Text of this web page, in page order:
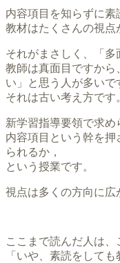
内容項目を知らずに素
教材はたくさんの視点
それがまさしく、「多
教師は真面目ですか
い」と思う人が多いで
それは古い考え方です
新学習指導要領で求め
内容項目という幹を
られるか，
という授業です。
視点は多くの方向に広
ここまで読んだ人は、
「いや、素読をして